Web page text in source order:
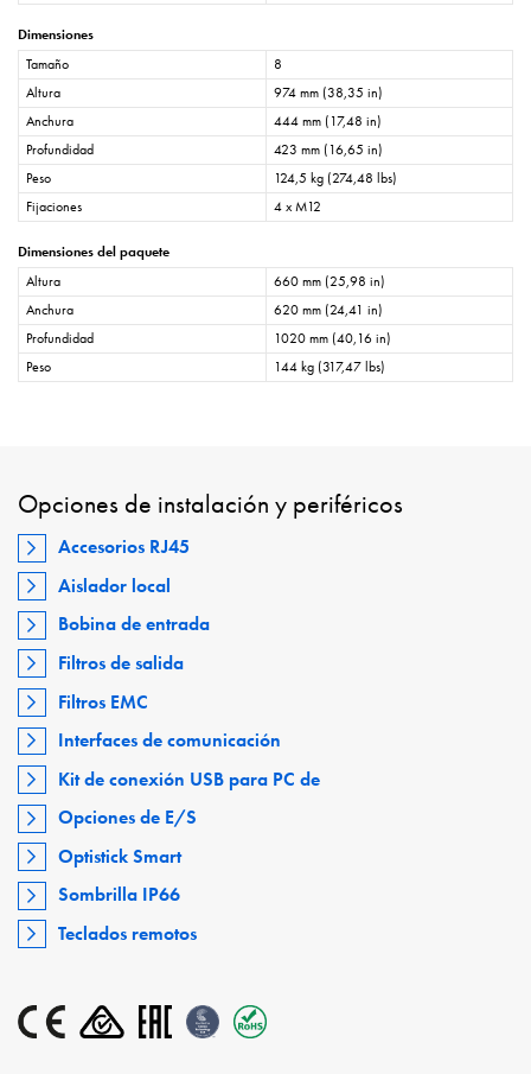
Dimensiones
Tamaño
8
Altura
974 mm (38,35 in)
Anchura
444 mm (17,48 in)
Profundidad
423 mm (16,65 in)
Peso
124,5 kg (274,48 lbs)
Fijaciones
4 x M12
Dimensiones del paquete
Altura
660 mm (25,98 in)
Anchura
620 mm (24,41 in)
Profundidad
1020 mm (40,16 in)
Peso
144 kg (317,47 lbs)
Opciones de instalación y periféricos
Accesorios RJ45
Aislador local
Bobina de entrada
Filtros de salida
Filtros EMC
Interfaces de comunicación
Kit de conexión USB para PC de
Opciones de E/S
Optistick Smart
Sombrilla IP66
Teclados remotos